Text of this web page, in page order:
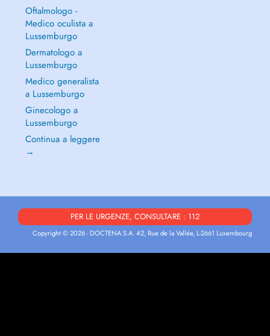
Oftalmologo -
Medico oculista a
Lussemburgo
Dermatologo a
Lussemburgo
Medico generalista
a Lussemburgo
Ginecologo a
Lussemburgo
Continua a leggere
→
PER LE URGENZE, CONSULTARE : 112
Copyright © 2026 - DOCTENA S.A. 42, Rue de la Vallée, L-2661 Luxembourg